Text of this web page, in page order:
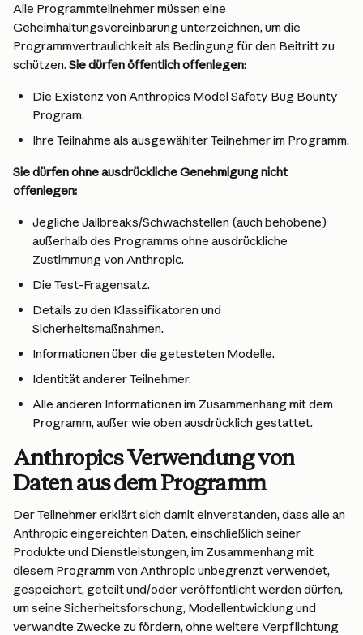
Alle Programmteilnehmer müssen eine
Geheimhaltungsvereinbarung unterzeichnen, um die
Programmvertraulichkeit als Bedingung für den Beitritt zu
schützen. Sie dürfen öffentlich offenlegen:
Die Existenz von Anthropics Model Safety Bug Bounty
Program.
Ihre Teilnahme als ausgewählter Teilnehmer im Programm.
Sie dürfen ohne ausdrückliche Genehmigung nicht
offenlegen:
Jegliche Jailbreaks/Schwachstellen (auch behobene)
außerhalb des Programms ohne ausdrückliche
Zustimmung von Anthropic.
Die Test-Fragensatz.
Details zu den Klassifikatoren und
Sicherheitsmaßnahmen.
Informationen über die getesteten Modelle.
Identität anderer Teilnehmer.
Alle anderen Informationen im Zusammenhang mit dem
Programm, außer wie oben ausdrücklich gestattet.
Anthropics Verwendung von
Daten aus dem Programm
Der Teilnehmer erklärt sich damit einverstanden, dass alle an
Anthropic eingereichten Daten, einschließlich seiner
Produkte und Dienstleistungen, im Zusammenhang mit
diesem Programm von Anthropic unbegrenzt verwendet,
gespeichert, geteilt und/oder veröffentlicht werden dürfen,
um seine Sicherheitsforschung, Modellentwicklung und
verwandte Zwecke zu fördern, ohne weitere Verpflichtung